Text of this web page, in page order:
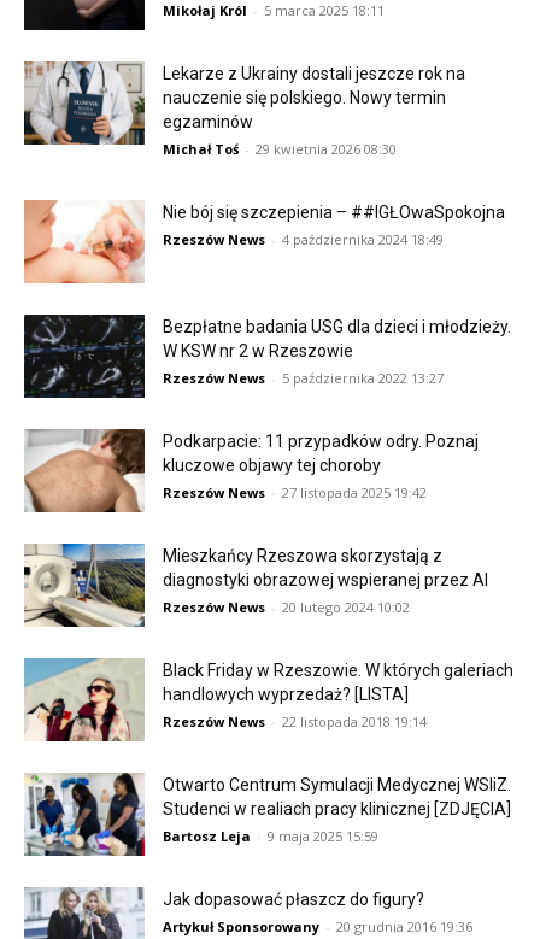
Mikołaj Król - 5 marca 2025 18:11
Lekarze z Ukrainy dostali jeszcze rok na
nauczenie się polskiego. Nowy termin
egzaminów
Michał Toś - 29 kwietnia 2026 08:30
Nie bój się szczepienia – ##IGŁOwaSpokojna
Rzeszów News - 4 października 2024 18:49
Bezpłatne badania USG dla dzieci i młodzieży.
W KSW nr 2 w Rzeszowie
Rzeszów News - 5 października 2022 13:27
Podkarpacie: 11 przypadków odry. Poznaj
kluczowe objawy tej choroby
Rzeszów News - 27 listopada 2025 19:42
Mieszkańcy Rzeszowa skorzystają z
diagnostyki obrazowej wspieranej przez AI
Rzeszów News - 20 lutego 2024 10:02
Black Friday w Rzeszowie. W których galeriach
handlowych wyprzedaż? [LISTA]
Rzeszów News - 22 listopada 2018 19:14
Otwarto Centrum Symulacji Medycznej WSIiZ.
Studenci w realiach pracy klinicznej [ZDJĘCIA]
Bartosz Leja - 9 maja 2025 15:59
Jak dopasować płaszcz do figury?
Artykuł Sponsorowany - 20 grudnia 2016 19:36